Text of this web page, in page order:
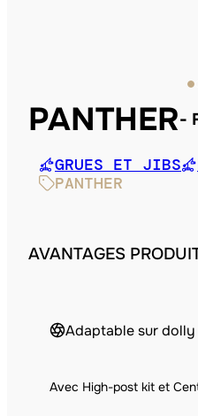
PANTHER
GRUES ET JIBS
PANTHER
AVANTAGES
Adaptable sur dolly
Avec High-post kit et